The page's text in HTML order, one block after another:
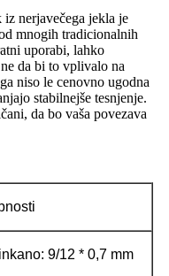
nerjavečega jekla je
mnogih tradicionalnih
uporabi, lahko
da bi to vplivalo na
niso le cenovno ugodna
stabilnejše tesnjenje.
da bo vaša povezava
9/12 * 0,7 mm